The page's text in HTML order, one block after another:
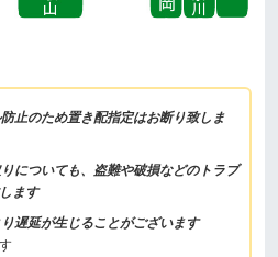
止のため置き配指定はお断り致しま
についても、盗難や破損などのトラブ
ます
遅延が生じることがございます